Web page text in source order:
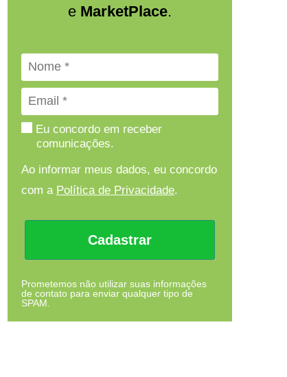
e MarketPlace.
Eu concordo em receber
comunicações.
Ao informar meus dados, eu concordo
com a Política de Privacidade.
Cadastrar
Prometemos não utilizar suas informações
de contato para enviar qualquer tipo de
SPAM.